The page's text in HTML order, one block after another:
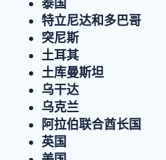
特立尼达和多巴哥
突尼斯
土耳其
土库曼斯坦
乌干达
乌克兰
阿拉伯联合酋长国
英国